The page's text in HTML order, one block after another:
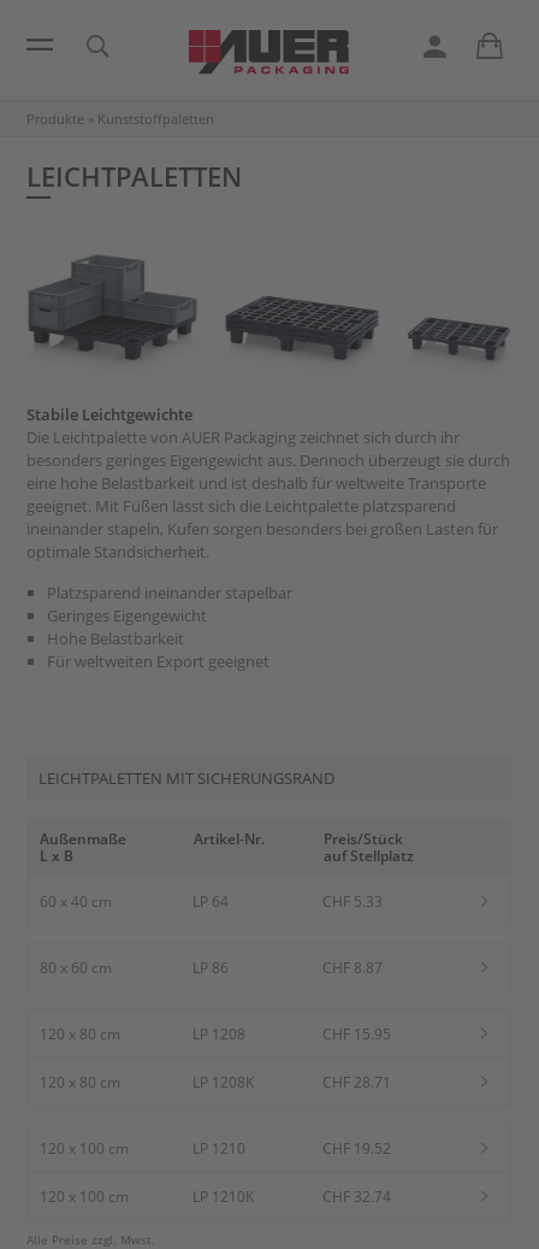
Produkte » Kunststoffpaletten
LEICHTPALETTEN
Stabile Leichtgewichte
Die Leichtpalette von AUER Packaging zeichnet sich durch ihr
besonders geringes Eigengewicht aus. Dennoch überzeugt sie durch
eine hohe Belastbarkeit und ist deshalb für weltweite Transporte
geeignet. Mit Füßen lässt sich die Leichtpalette platzsparend
ineinander stapeln, Kufen sorgen besonders bei großen Lasten für
optimale Standsicherheit.
Platzsparend ineinander stapelbar
Geringes Eigengewicht
Hohe Belastbarkeit
Für weltweiten Export geeignet
LEICHTPALETTEN MIT SICHERUNGSRAND
Außenmaße
L x B
Artikel-Nr.
Preis/Stück
auf Stellplatz
60 x 40 cm LP 64 CHF 5.33
80 x 60 cm LP 86 CHF 8.87
120 x 80 cm LP 1208 CHF 15.95
120 x 80 cm LP 1208K CHF 28.71
120 x 100 cm LP 1210 CHF 19.52
120 x 100 cm LP 1210K CHF 32.74
Alle Preise zzgl. Mwst.